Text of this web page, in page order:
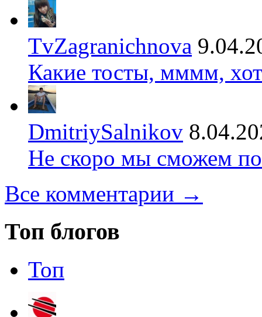
TvZagranichnova
Какие тосты, мммм,
DmitriySalnikov
Не скоро мы сможем
Все комментарии →
Топ блогов
Топ